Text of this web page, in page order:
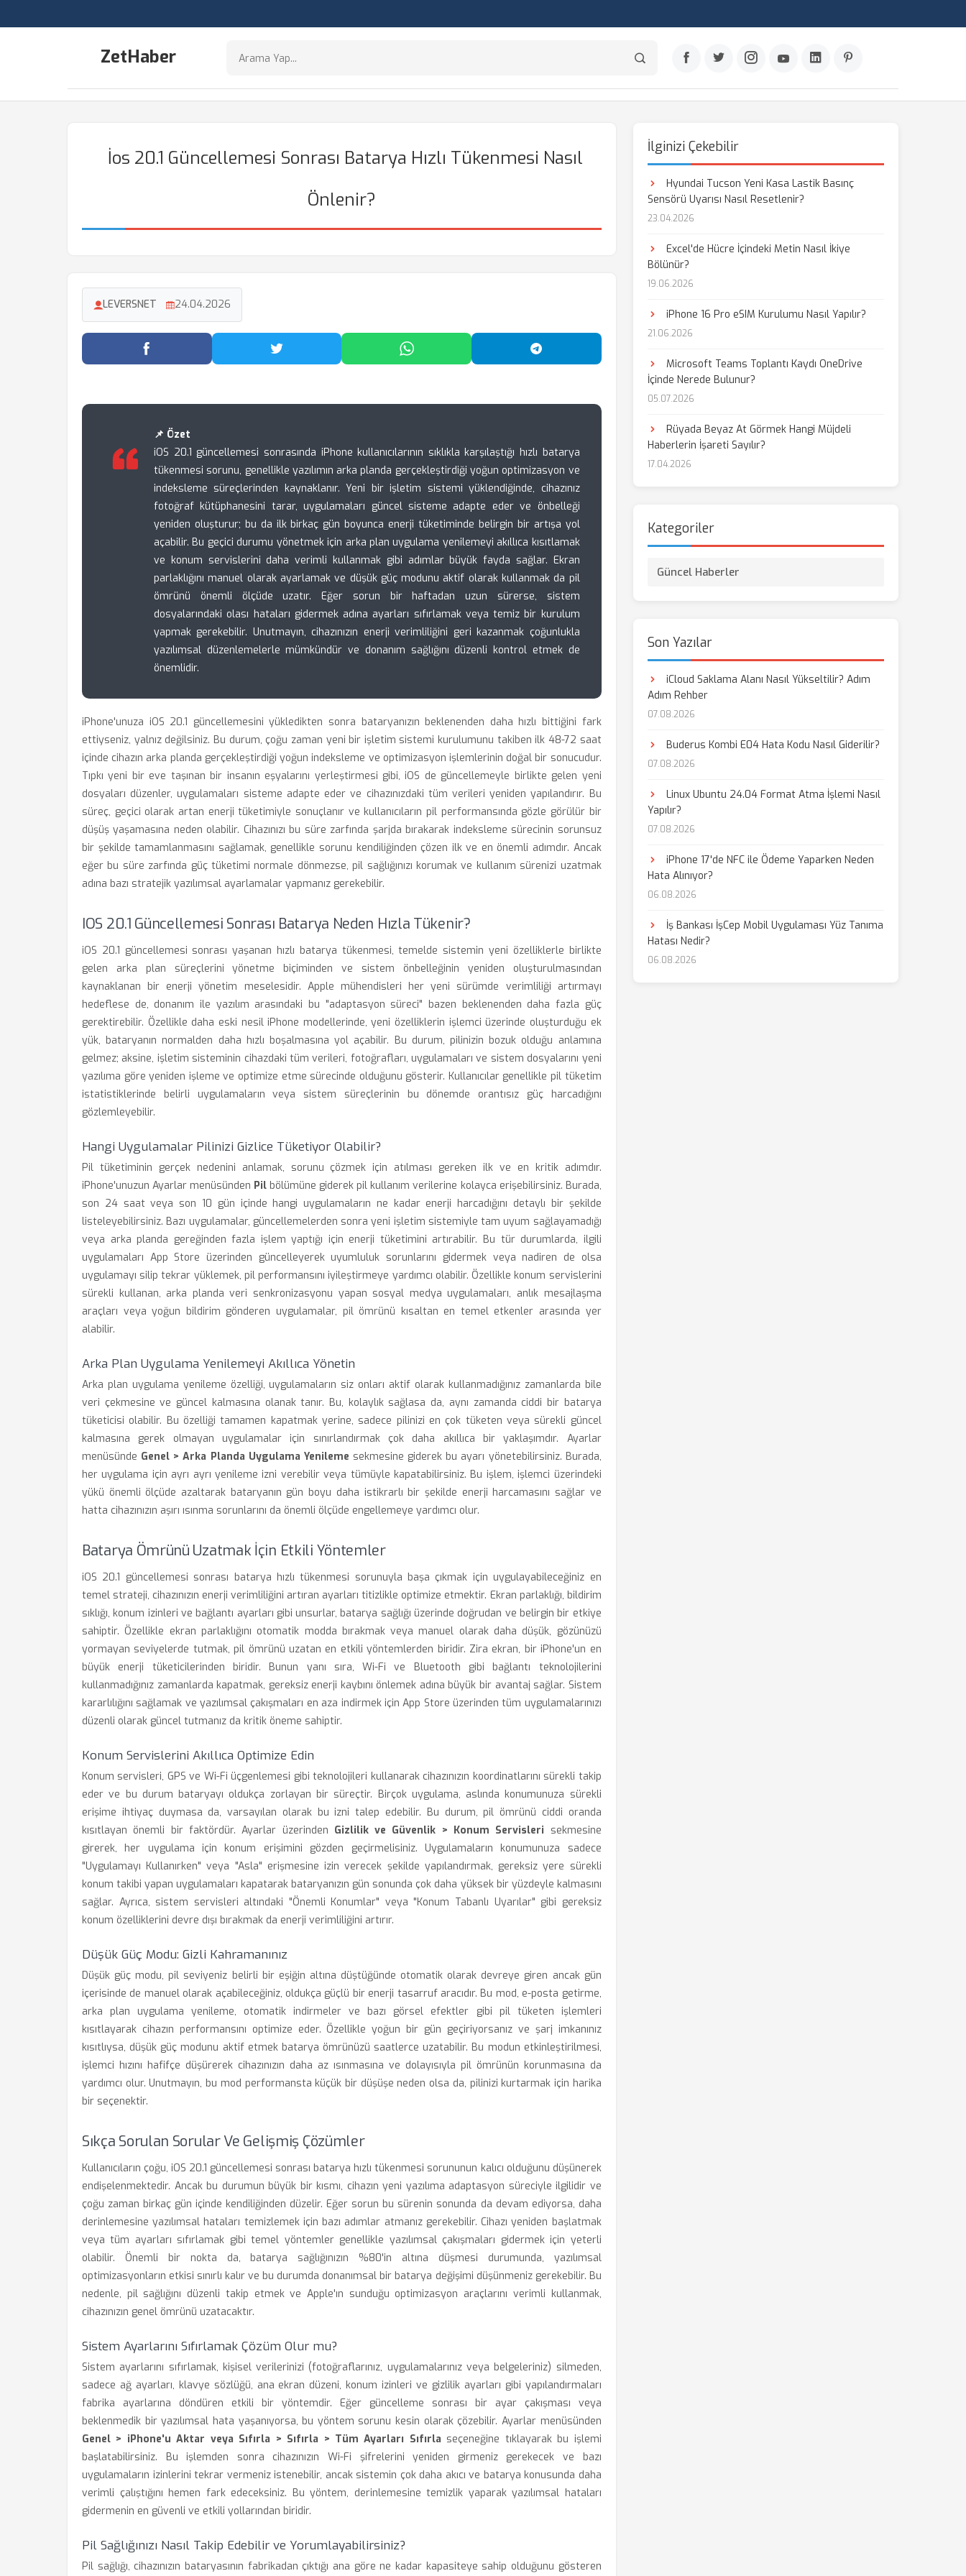
ZetHaber
İos 20.1 Güncellemesi Sonrası Batarya Hızlı Tükenmesi Nasıl
Önlenir?
LEVERSNET 24.04.2026
Facebook'ta Paylaş Twitter'da Paylaş WhatsApp'ta Paylaş Telegram'da Paylaş
📌 Özet
iOS 20.1 güncellemesi sonrasında iPhone kullanıcılarının sıklıkla karşılaştığı hızlı batarya
tükenmesi sorunu, genellikle yazılımın arka planda gerçekleştirdiği yoğun optimizasyon ve
indeksleme süreçlerinden kaynaklanır. Yeni bir işletim sistemi yüklendiğinde, cihazınız
fotoğraf kütüphanesini tarar, uygulamaları güncel sisteme adapte eder ve önbelleği
yeniden oluşturur; bu da ilk birkaç gün boyunca enerji tüketiminde belirgin bir artışa yol
açabilir. Bu geçici durumu yönetmek için arka plan uygulama yenilemeyi akıllıca kısıtlamak
ve konum servislerini daha verimli kullanmak gibi adımlar büyük fayda sağlar. Ekran
parlaklığını manuel olarak ayarlamak ve düşük güç modunu aktif olarak kullanmak da pil
ömrünü önemli ölçüde uzatır. Eğer sorun bir haftadan uzun sürerse, sistem
dosyalarındaki olası hataları gidermek adına ayarları sıfırlamak veya temiz bir kurulum
yapmak gerekebilir. Unutmayın, cihazınızın enerji verimliliğini geri kazanmak çoğunlukla
yazılımsal düzenlemelerle mümkündür ve donanım sağlığını düzenli kontrol etmek de
önemlidir.
iPhone'unuza iOS 20.1 güncellemesini yükledikten sonra bataryanızın beklenenden daha hızlı bittiğini fark
ettiyseniz, yalnız değilsiniz. Bu durum, çoğu zaman yeni bir işletim sistemi kurulumunu takiben ilk 48-72 saat
içinde cihazın arka planda gerçekleştirdiği yoğun indeksleme ve optimizasyon işlemlerinin doğal bir sonucudur.
Tıpkı yeni bir eve taşınan bir insanın eşyalarını yerleştirmesi gibi, iOS de güncellemeyle birlikte gelen yeni
dosyaları düzenler, uygulamaları sisteme adapte eder ve cihazınızdaki tüm verileri yeniden yapılandırır. Bu
süreç, geçici olarak artan enerji tüketimiyle sonuçlanır ve kullanıcıların pil performansında gözle görülür bir
düşüş yaşamasına neden olabilir. Cihazınızı bu süre zarfında şarjda bırakarak indeksleme sürecinin sorunsuz
bir şekilde tamamlanmasını sağlamak, genellikle sorunu kendiliğinden çözen ilk ve en önemli adımdır. Ancak
eğer bu süre zarfında güç tüketimi normale dönmezse, pil sağlığınızı korumak ve kullanım sürenizi uzatmak
adına bazı stratejik yazılımsal ayarlamalar yapmanız gerekebilir.
IOS 20.1 Güncellemesi Sonrası Batarya Neden Hızla Tükenir?
iOS 20.1 güncellemesi sonrası yaşanan hızlı batarya tükenmesi, temelde sistemin yeni özelliklerle birlikte
gelen arka plan süreçlerini yönetme biçiminden ve sistem önbelleğinin yeniden oluşturulmasından
kaynaklanan bir enerji yönetim meselesidir. Apple mühendisleri her yeni sürümde verimliliği artırmayı
hedeflese de, donanım ile yazılım arasındaki bu "adaptasyon süreci" bazen beklenenden daha fazla güç
gerektirebilir. Özellikle daha eski nesil iPhone modellerinde, yeni özelliklerin işlemci üzerinde oluşturduğu ek
yük, bataryanın normalden daha hızlı boşalmasına yol açabilir. Bu durum, pilinizin bozuk olduğu anlamına
gelmez; aksine, işletim sisteminin cihazdaki tüm verileri, fotoğrafları, uygulamaları ve sistem dosyalarını yeni
yazılıma göre yeniden işleme ve optimize etme sürecinde olduğunu gösterir. Kullanıcılar genellikle pil tüketim
istatistiklerinde belirli uygulamaların veya sistem süreçlerinin bu dönemde orantısız güç harcadığını
gözlemleyebilir.
Hangi Uygulamalar Pilinizi Gizlice Tüketiyor Olabilir?
Pil tüketiminin gerçek nedenini anlamak, sorunu çözmek için atılması gereken ilk ve en kritik adımdır.
iPhone'unuzun Ayarlar menüsünden Pil bölümüne giderek pil kullanım verilerine kolayca erişebilirsiniz. Burada,
son 24 saat veya son 10 gün içinde hangi uygulamaların ne kadar enerji harcadığını detaylı bir şekilde
listeleyebilirsiniz. Bazı uygulamalar, güncellemelerden sonra yeni işletim sistemiyle tam uyum sağlayamadığı
veya arka planda gereğinden fazla işlem yaptığı için enerji tüketimini artırabilir. Bu tür durumlarda, ilgili
uygulamaları App Store üzerinden güncelleyerek uyumluluk sorunlarını gidermek veya nadiren de olsa
uygulamayı silip tekrar yüklemek, pil performansını iyileştirmeye yardımcı olabilir. Özellikle konum servislerini
sürekli kullanan, arka planda veri senkronizasyonu yapan sosyal medya uygulamaları, anlık mesajlaşma
araçları veya yoğun bildirim gönderen uygulamalar, pil ömrünü kısaltan en temel etkenler arasında yer
alabilir.
Arka Plan Uygulama Yenilemeyi Akıllıca Yönetin
Arka plan uygulama yenileme özelliği, uygulamaların siz onları aktif olarak kullanmadığınız zamanlarda bile
veri çekmesine ve güncel kalmasına olanak tanır. Bu, kolaylık sağlasa da, aynı zamanda ciddi bir batarya
tüketicisi olabilir. Bu özelliği tamamen kapatmak yerine, sadece pilinizi en çok tüketen veya sürekli güncel
kalmasına gerek olmayan uygulamalar için sınırlandırmak çok daha akıllıca bir yaklaşımdır. Ayarlar
menüsünde Genel > Arka Planda Uygulama Yenileme sekmesine giderek bu ayarı yönetebilirsiniz. Burada,
her uygulama için ayrı ayrı yenileme izni verebilir veya tümüyle kapatabilirsiniz. Bu işlem, işlemci üzerindeki
yükü önemli ölçüde azaltarak bataryanın gün boyu daha istikrarlı bir şekilde enerji harcamasını sağlar ve
hatta cihazınızın aşırı ısınma sorunlarını da önemli ölçüde engellemeye yardımcı olur.
Batarya Ömrünü Uzatmak İçin Etkili Yöntemler
iOS 20.1 güncellemesi sonrası batarya hızlı tükenmesi sorunuyla başa çıkmak için uygulayabileceğiniz en
temel strateji, cihazınızın enerji verimliliğini artıran ayarları titizlikle optimize etmektir. Ekran parlaklığı, bildirim
sıklığı, konum izinleri ve bağlantı ayarları gibi unsurlar, batarya sağlığı üzerinde doğrudan ve belirgin bir etkiye
sahiptir. Özellikle ekran parlaklığını otomatik modda bırakmak veya manuel olarak daha düşük, gözünüzü
yormayan seviyelerde tutmak, pil ömrünü uzatan en etkili yöntemlerden biridir. Zira ekran, bir iPhone'un en
büyük enerji tüketicilerinden biridir. Bunun yanı sıra, Wi-Fi ve Bluetooth gibi bağlantı teknolojilerini
kullanmadığınız zamanlarda kapatmak, gereksiz enerji kaybını önlemek adına büyük bir avantaj sağlar. Sistem
kararlılığını sağlamak ve yazılımsal çakışmaları en aza indirmek için App Store üzerinden tüm uygulamalarınızı
düzenli olarak güncel tutmanız da kritik öneme sahiptir.
Konum Servislerini Akıllıca Optimize Edin
Konum servisleri, GPS ve Wi-Fi üçgenlemesi gibi teknolojileri kullanarak cihazınızın koordinatlarını sürekli takip
eder ve bu durum bataryayı oldukça zorlayan bir süreçtir. Birçok uygulama, aslında konumunuza sürekli
erişime ihtiyaç duymasa da, varsayılan olarak bu izni talep edebilir. Bu durum, pil ömrünü ciddi oranda
kısıtlayan önemli bir faktördür. Ayarlar üzerinden Gizlilik ve Güvenlik > Konum Servisleri sekmesine
girerek, her uygulama için konum erişimini gözden geçirmelisiniz. Uygulamaların konumunuza sadece
"Uygulamayı Kullanırken" veya "Asla" erişmesine izin verecek şekilde yapılandırmak, gereksiz yere sürekli
konum takibi yapan uygulamaları kapatarak bataryanızın gün sonunda çok daha yüksek bir yüzdeyle kalmasını
sağlar. Ayrıca, sistem servisleri altındaki "Önemli Konumlar" veya "Konum Tabanlı Uyarılar" gibi gereksiz
konum özelliklerini devre dışı bırakmak da enerji verimliliğini artırır.
Düşük Güç Modu: Gizli Kahramanınız
Düşük güç modu, pil seviyeniz belirli bir eşiğin altına düştüğünde otomatik olarak devreye giren ancak gün
içerisinde de manuel olarak açabileceğiniz, oldukça güçlü bir enerji tasarruf aracıdır. Bu mod, e-posta getirme,
arka plan uygulama yenileme, otomatik indirmeler ve bazı görsel efektler gibi pil tüketen işlemleri
kısıtlayarak cihazın performansını optimize eder. Özellikle yoğun bir gün geçiriyorsanız ve şarj imkanınız
kısıtlıysa, düşük güç modunu aktif etmek batarya ömrünüzü saatlerce uzatabilir. Bu modun etkinleştirilmesi,
işlemci hızını hafifçe düşürerek cihazınızın daha az ısınmasına ve dolayısıyla pil ömrünün korunmasına da
yardımcı olur. Unutmayın, bu mod performansta küçük bir düşüşe neden olsa da, pilinizi kurtarmak için harika
bir seçenektir.
Sıkça Sorulan Sorular Ve Gelişmiş Çözümler
Kullanıcıların çoğu, iOS 20.1 güncellemesi sonrası batarya hızlı tükenmesi sorununun kalıcı olduğunu düşünerek
endişelenmektedir. Ancak bu durumun büyük bir kısmı, cihazın yeni yazılıma adaptasyon süreciyle ilgilidir ve
çoğu zaman birkaç gün içinde kendiliğinden düzelir. Eğer sorun bu sürenin sonunda da devam ediyorsa, daha
derinlemesine yazılımsal hataları temizlemek için bazı adımlar atmanız gerekebilir. Cihazı yeniden başlatmak
veya tüm ayarları sıfırlamak gibi temel yöntemler genellikle yazılımsal çakışmaları gidermek için yeterli
olabilir. Önemli bir nokta da, batarya sağlığınızın %80'in altına düşmesi durumunda, yazılımsal
optimizasyonların etkisi sınırlı kalır ve bu durumda donanımsal bir batarya değişimi düşünmeniz gerekebilir. Bu
nedenle, pil sağlığını düzenli takip etmek ve Apple'ın sunduğu optimizasyon araçlarını verimli kullanmak,
cihazınızın genel ömrünü uzatacaktır.
Sistem Ayarlarını Sıfırlamak Çözüm Olur mu?
Sistem ayarlarını sıfırlamak, kişisel verilerinizi (fotoğraflarınız, uygulamalarınız veya belgeleriniz) silmeden,
sadece ağ ayarları, klavye sözlüğü, ana ekran düzeni, konum izinleri ve gizlilik ayarları gibi yapılandırmaları
fabrika ayarlarına döndüren etkili bir yöntemdir. Eğer güncelleme sonrası bir ayar çakışması veya
beklenmedik bir yazılımsal hata yaşanıyorsa, bu yöntem sorunu kesin olarak çözebilir. Ayarlar menüsünden
Genel > iPhone'u Aktar veya Sıfırla > Sıfırla > Tüm Ayarları Sıfırla seçeneğine tıklayarak bu işlemi
başlatabilirsiniz. Bu işlemden sonra cihazınızın Wi-Fi şifrelerini yeniden girmeniz gerekecek ve bazı
uygulamaların izinlerini tekrar vermeniz istenebilir, ancak sistemin çok daha akıcı ve batarya konusunda daha
verimli çalıştığını hemen fark edeceksiniz. Bu yöntem, derinlemesine temizlik yaparak yazılımsal hataları
gidermenin en güvenli ve etkili yollarından biridir.
Pil Sağlığınızı Nasıl Takip Edebilir ve Yorumlayabilirsiniz?
Pil sağlığı, cihazınızın bataryasının fabrikadan çıktığı ana göre ne kadar kapasiteye sahip olduğunu gösteren
İlginizi Çekebilir
Hyundai Tucson Yeni Kasa Lastik Basınç
Sensörü Uyarısı Nasıl Resetlenir?
23.04.2026
Excel'de Hücre İçindeki Metin Nasıl İkiye
Bölünür?
19.06.2026
iPhone 16 Pro eSIM Kurulumu Nasıl Yapılır?
21.06.2026
Microsoft Teams Toplantı Kaydı OneDrive
İçinde Nerede Bulunur?
05.07.2026
Rüyada Beyaz At Görmek Hangi Müjdeli
Haberlerin İşareti Sayılır?
17.04.2026
Kategoriler
Güncel Haberler
Son Yazılar
iCloud Saklama Alanı Nasıl Yükseltilir? Adım
Adım Rehber
07.08.2026
Buderus Kombi E04 Hata Kodu Nasıl Giderilir?
07.08.2026
Linux Ubuntu 24.04 Format Atma İşlemi Nasıl
Yapılır?
07.08.2026
iPhone 17'de NFC ile Ödeme Yaparken Neden
Hata Alınıyor?
06.08.2026
İş Bankası İşCep Mobil Uygulaması Yüz Tanıma
Hatası Nedir?
06.08.2026